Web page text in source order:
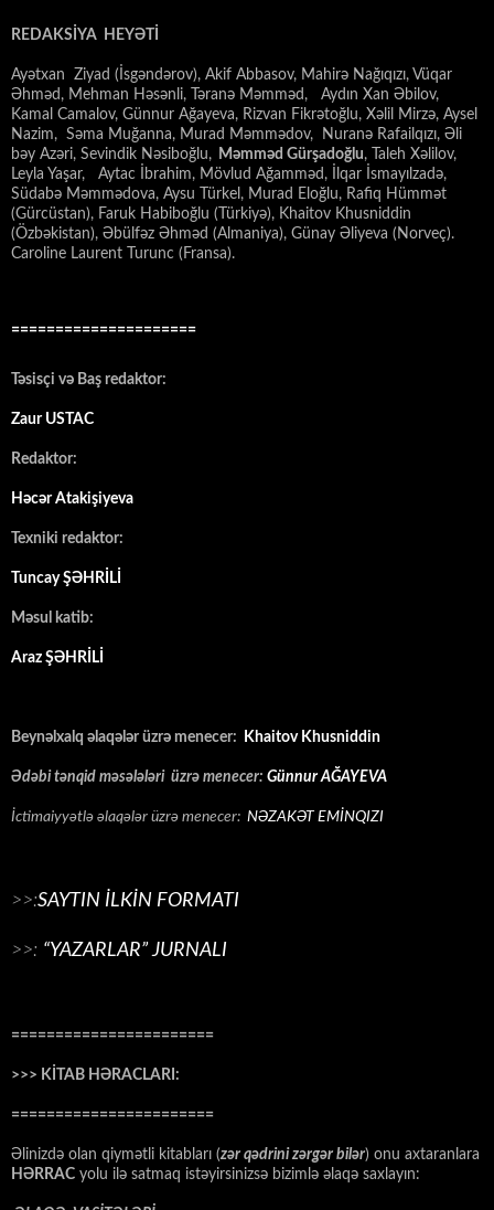
REDAKSİYA HEYƏTİ
Ayətxan Ziyad (İsgəndərov), Akif Abbasov, Mahirə Nağıqızı, Vüqar
Əhməd, Mehman Həsənli, Təranə Məmməd, Aydın Xan Əbilov,
Kamal Camalov, Günnur Ağayeva, Rizvan Fikrətoğlu, Xəlil Mirzə, Aysel
Nazim, Səma Muğanna, Murad Məmmədov, Nuranə Rafailqızı, Əli
bəy Azəri, Sevindik Nəsiboğlu, Məmməd Gürşadoğlu, Taleh Xəlilov,
Leyla Yaşar, Aytac İbrahim, Mövlud Ağamməd, İlqar İsmayılzadə,
Südabə Məmmədova, Aysu Türkel, Murad Eloğlu, Rafiq Hümmət
(Gürcüstan), Faruk Habiboğlu (Türkiyə), Khaitov Khusniddin
(Özbəkistan), Əbülfəz Əhməd (Almaniya), Günay Əliyeva (Norveç).
Caroline Laurent Turunc (Fransa).
=====================
Təsisçi və Baş redaktor:
Zaur USTAC
Redaktor:
Həcər Atakişiyeva
Texniki redaktor:
Tuncay ŞƏHRİLİ
Məsul katib:
Araz ŞƏHRİLİ
Beynəlxalq əlaqələr üzrə menecer: Khaitov Khusniddin
Ədəbi tənqid məsələləri üzrə menecer: Günnur AĞAYEVA
İctimaiyyətlə əlaqələr üzrə menecer: NƏZAKƏT EMİNQIZI
>>:SAYTIN İLKİN FORMATI
>>: “YAZARLAR” JURNALI
=======================
>>> KİTAB HƏRACLARI:
=======================
Əlinizdə olan qiymətli kitabları (zər qədrini zərgər bilər) onu axtaranlara
HƏRRAC yolu ilə satmaq istəyirsinizsə bizimlə əlaqə saxlayın: